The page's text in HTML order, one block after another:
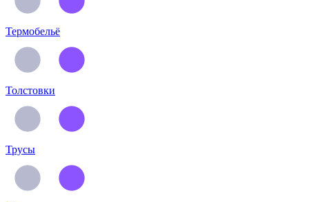
Термобельё
Толстовки
Трусы